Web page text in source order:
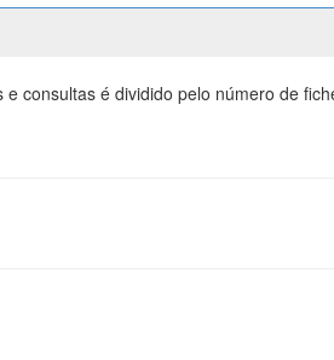
consultas é dividido pelo número de